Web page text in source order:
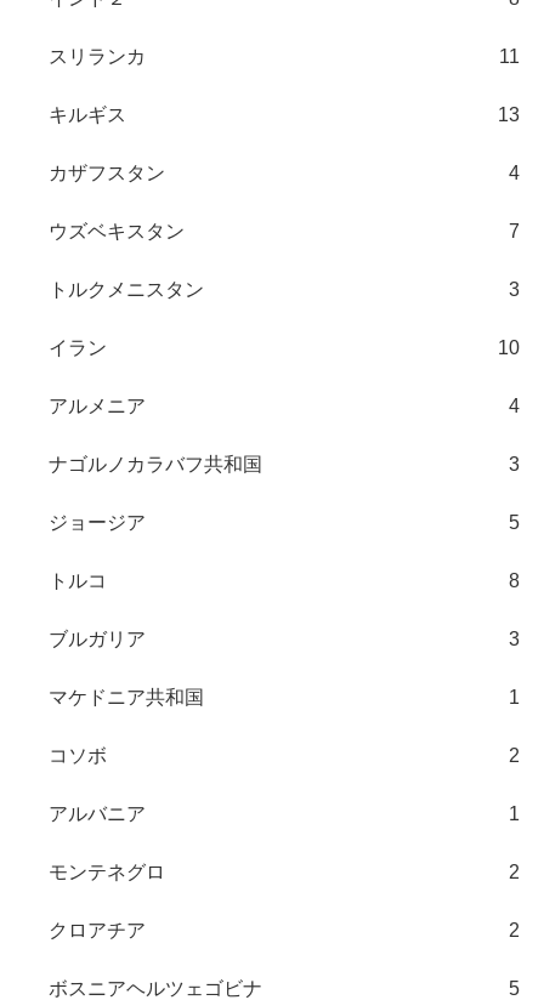
スリランカ 11
キルギス 13
カザフスタン 4
ウズベキスタン 7
トルクメニスタン 3
イラン 10
アルメニア 4
ナゴルノカラバフ共和国 3
ジョージア 5
トルコ 8
ブルガリア 3
マケドニア共和国 1
コソボ 2
アルバニア 1
モンテネグロ 2
クロアチア 2
ボスニアヘルツェゴビナ 5